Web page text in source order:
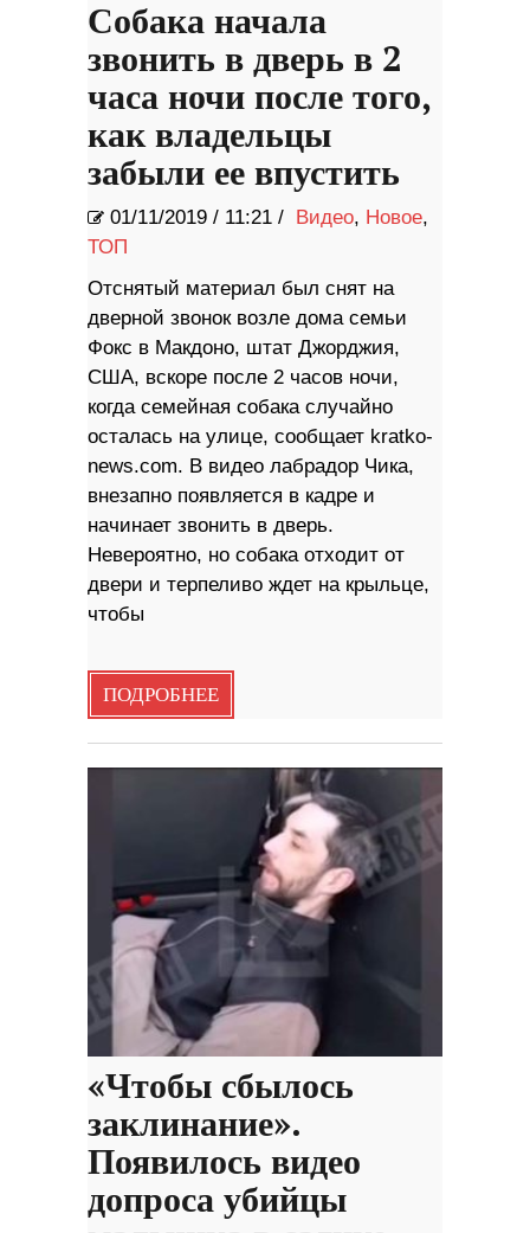
Собака начала
звонить в дверь в 2
часа ночи после того,
как владельцы
забыли ее впустить
01/11/2019 / 11:21 / Видео, Новое,
ТОП
Отснятый материал был снят на
дверной звонок возле дома семьи
Фокс в Макдоно, штат Джорджия,
США, вскоре после 2 часов ночи,
когда семейная собака случайно
осталась на улице, сообщает kratko-
news.com. В видео лабрадор Чика,
внезапно появляется в кадре и
начинает звонить в дверь.
Невероятно, но собака отходит от
двери и терпеливо ждет на крыльце,
чтобы
ПОДРОБНЕЕ
«Чтобы сбылось
заклинание».
Появилось видео
допроса убийцы